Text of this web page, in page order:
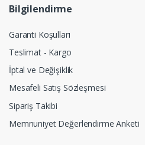
Bilgilendirme
Garanti Koşulları
Teslimat - Kargo
İptal ve Değişiklik
Mesafeli Satış Sözleşmesi
Sipariş Takibi
Memnuniyet Değerlendirme Anketi